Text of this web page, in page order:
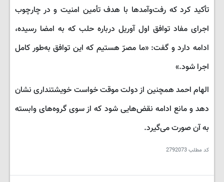
تأکید کرد که رفت‌وآمدها با هدف تأمین امنیت و در چارچوب
اجرای مفاد توافق اول آوریل درباره حلب که به امضا رسیده،
ادامه دارد و گفت: «ما مصرّ هستیم که این توافق به‌طور کامل
اجرا شود.»
الهام احمد همچنین از دولت موقت خواست خویشتنداری نشان
دهد و مانع ادامه نقض‌هایی شود که از سوی گروه‌های وابسته
به آن صورت می‌گیرد.
کد مطلب2792073